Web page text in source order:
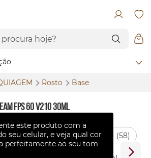
Rosto Base
FPS 60 V210 30ml
(58)
este produto com a
seu celular, e veja qual cor
perfeitamente ao seu tom